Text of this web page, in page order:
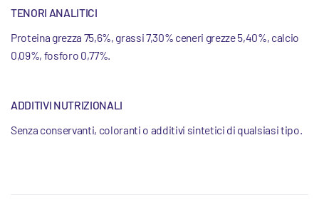
TENORI ANALITICI
Proteina grezza 75,6%, grassi 7,30% ceneri grezze 5,40%, calcio
0,09%, fosforo 0,77%.
ADDITIVI NUTRIZIONALI
Senza conservanti, coloranti o additivi sintetici di qualsiasi tipo.